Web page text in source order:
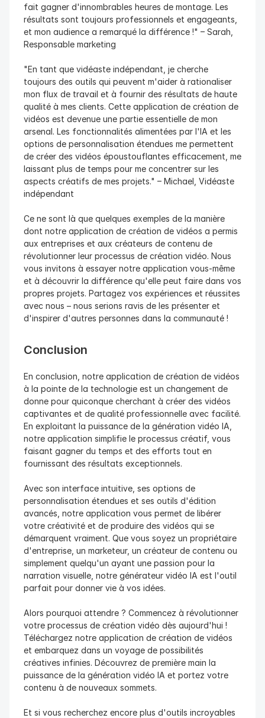
fait gagner d'innombrables heures de montage. Les
résultats sont toujours professionnels et engageants,
et mon audience a remarqué la différence !" – Sarah,
Responsable marketing
"En tant que vidéaste indépendant, je cherche
toujours des outils qui peuvent m'aider à rationaliser
mon flux de travail et à fournir des résultats de haute
qualité à mes clients. Cette application de création de
vidéos est devenue une partie essentielle de mon
arsenal. Les fonctionnalités alimentées par l'IA et les
options de personnalisation étendues me permettent
de créer des vidéos époustouflantes efficacement, me
laissant plus de temps pour me concentrer sur les
aspects créatifs de mes projets." – Michael, Vidéaste
indépendant
Ce ne sont là que quelques exemples de la manière
dont notre application de création de vidéos a permis
aux entreprises et aux créateurs de contenu de
révolutionner leur processus de création vidéo. Nous
vous invitons à essayer notre application vous-même
et à découvrir la différence qu'elle peut faire dans vos
propres projets. Partagez vos expériences et réussites
avec nous – nous serions ravis de les présenter et
d'inspirer d'autres personnes dans la communauté !
Conclusion
En conclusion, notre application de création de vidéos
à la pointe de la technologie est un changement de
donne pour quiconque cherchant à créer des vidéos
captivantes et de qualité professionnelle avec facilité.
En exploitant la puissance de la génération vidéo IA,
notre application simplifie le processus créatif, vous
faisant gagner du temps et des efforts tout en
fournissant des résultats exceptionnels.
Avec son interface intuitive, ses options de
personnalisation étendues et ses outils d'édition
avancés, notre application vous permet de libérer
votre créativité et de produire des vidéos qui se
démarquent vraiment. Que vous soyez un propriétaire
d'entreprise, un marketeur, un créateur de contenu ou
simplement quelqu'un ayant une passion pour la
narration visuelle, notre générateur vidéo IA est l'outil
parfait pour donner vie à vos idées.
Alors pourquoi attendre ? Commencez à révolutionner
votre processus de création vidéo dès aujourd'hui !
Téléchargez notre application de création de vidéos
et embarquez dans un voyage de possibilités
créatives infinies. Découvrez de première main la
puissance de la génération vidéo IA et portez votre
contenu à de nouveaux sommets.
Et si vous recherchez encore plus d'outils incroyables